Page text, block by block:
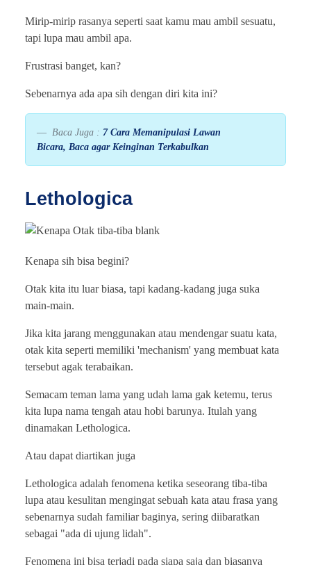
Mirip-mirip rasanya seperti saat kamu mau ambil sesuatu,
tapi lupa mau ambil apa.
Frustrasi banget, kan?
Sebenarnya ada apa sih dengan diri kita ini?
Baca Juga : 7 Cara Memanipulasi Lawan
Bicara, Baca agar Keinginan Terkabulkan
Lethologica
Kenapa sih bisa begini?
Otak kita itu luar biasa, tapi kadang-kadang juga suka
main-main.
Jika kita jarang menggunakan atau mendengar suatu kata,
otak kita seperti memiliki 'mechanism' yang membuat kata
tersebut agak terabaikan.
Semacam teman lama yang udah lama gak ketemu, terus
kita lupa nama tengah atau hobi barunya. Itulah yang
dinamakan Lethologica.
Atau dapat diartikan juga
Lethologica adalah fenomena ketika seseorang tiba-tiba
lupa atau kesulitan mengingat sebuah kata atau frasa yang
sebenarnya sudah familiar baginya, sering diibaratkan
sebagai "ada di ujung lidah".
Fenomena ini bisa terjadi pada siapa saja dan biasanya